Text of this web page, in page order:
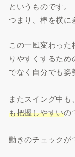
というものです。
つまり、棒を横に
この一風変わっ
りやすくするた
でなく自分でも姿
またスイング中も、
も把握しやすいの
動きのチェックが